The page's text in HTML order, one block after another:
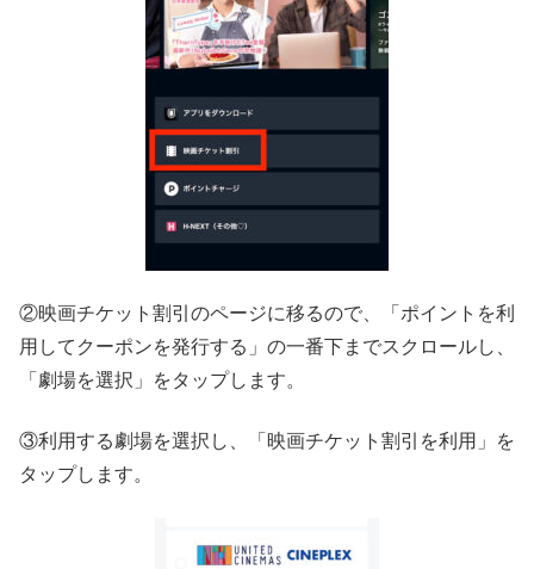
②映画チケット割引のページに移るので、「ポイントを利
用してクーポンを発行する」の一番下までスクロールし、
「劇場を選択」をタップします。
③利用する劇場を選択し、「映画チケット割引を利用」を
タップします。